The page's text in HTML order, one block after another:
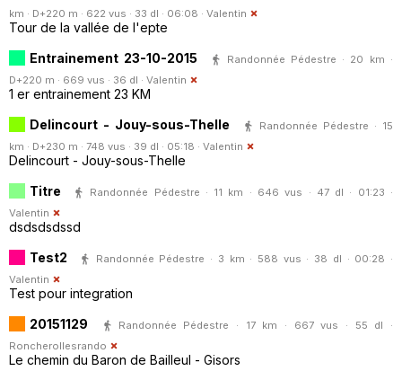
km · D+220 m · 622 vus · 33 dl · 06:08 · Valentin
Tour de la vallée de l'epte
Entrainement 23-10-2015
Randonnée Pédestre · 20 km ·
D+220 m · 669 vus · 36 dl · Valentin
1 er entrainement 23 KM
Delincourt - Jouy-sous-Thelle
Randonnée Pédestre · 15
km · D+230 m · 748 vus · 39 dl · 05:18 · Valentin
Delincourt - Jouy-sous-Thelle
Titre
Randonnée Pédestre · 11 km · 646 vus · 47 dl · 01:23 ·
Valentin
dsdsdsdssd
Test2
Randonnée Pédestre · 3 km · 588 vus · 38 dl · 00:28 ·
Valentin
Test pour integration
20151129
Randonnée Pédestre · 17 km · 667 vus · 55 dl ·
Roncherollesrando
Le chemin du Baron de Bailleul - Gisors